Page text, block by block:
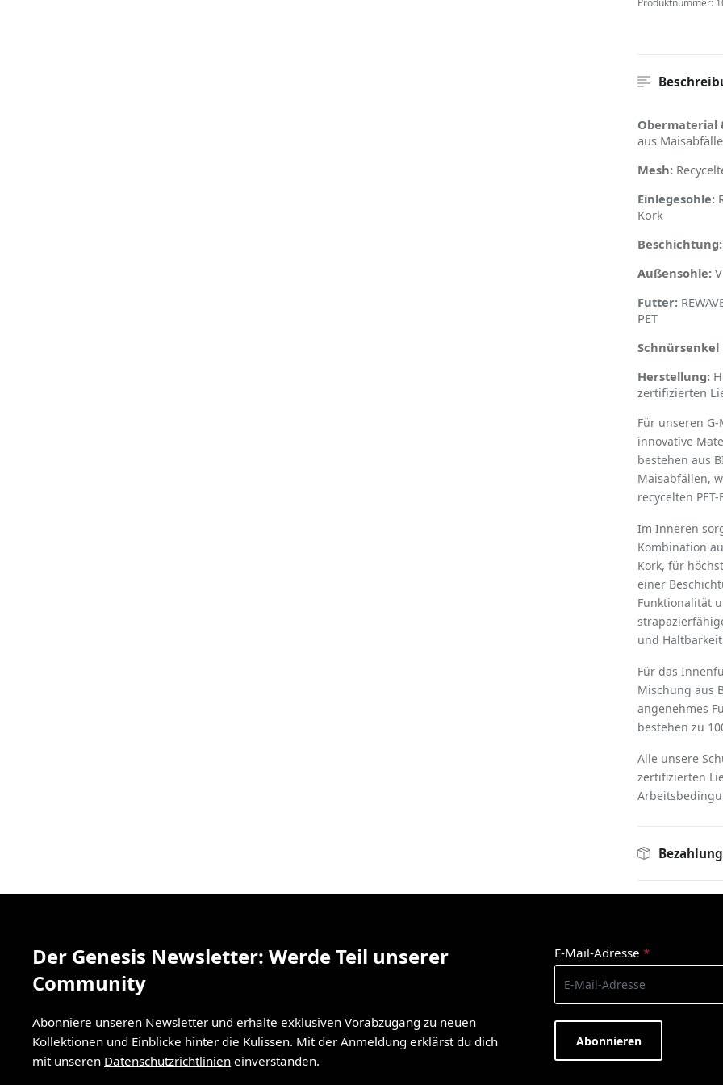
Produktnummer:
Obermaterial
aus
Mesh:
Einlegesohle:
Kork
Beschichtung:
Außensohle:
Futter:
PET
Herstellung:
zertifizierten
Für unseren
innovative
bestehen aus
Maisabfällen,
recycelten
Im Inneren
Kombination
Kork, für hö
einer
Funktionalität
und
Für das
Mischung aus
angenehmes
bestehen zu
Alle unsere
zertifizierten
Der Genesis Newsletter: Werde Teil unserer
Community
Abonniere unseren Newsletter und erhalte exklusiven Vorabzugang zu neuen
Kollektionen und Einblicke hinter die Kulissen. Mit der Anmeldung erklärst du dich
mit unseren Datenschutzrichtlinien einverstanden.
E-Mail-Adresse *
Abonnieren